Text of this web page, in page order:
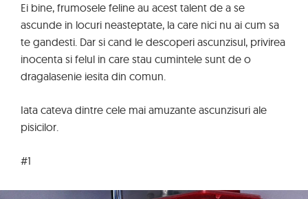
Ei bine, frumosele feline au acest talent de a se
ascunde in locuri neasteptate, la care nici nu ai cum sa
te gandesti. Dar si cand le descoperi ascunzisul, privirea
inocenta si felul in care stau cumintele sunt de o
dragalasenie iesita din comun.
Iata cateva dintre cele mai amuzante ascunzisuri ale
pisicilor.
#1